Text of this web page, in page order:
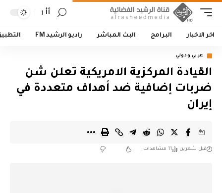
أأ
اخر الاخبار البرامج البث المباشر راديو الرشيد FM
عربي ودولي
القيادة المركزية الامريكية تعلن شن
ضربات إضافية ضد أهداف متعددة في
إيران
قبل شهرين 11 مشاهدات